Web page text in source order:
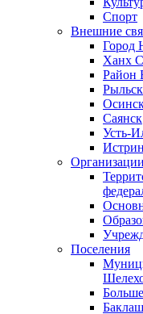
Спорт
Внешние
Город
Ханх
Район
Рыльск
Саянск
Усть-
Организации
Поселения